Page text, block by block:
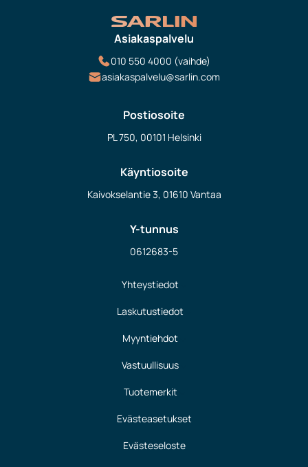
Asiakaspalvelu
010 550 4000 (vaihde)
asiakaspalvelu@sarlin.com
Postiosoite
PL 750, 00101 Helsinki
Käyntiosoite
Kaivokselantie 3, 01610 Vantaa
Y-tunnus
0612683-5
Yhteystiedot
Laskutustiedot
Myyntiehdot
Vastuullisuus
Tuotemerkit
Evästeasetukset
Evästeseloste